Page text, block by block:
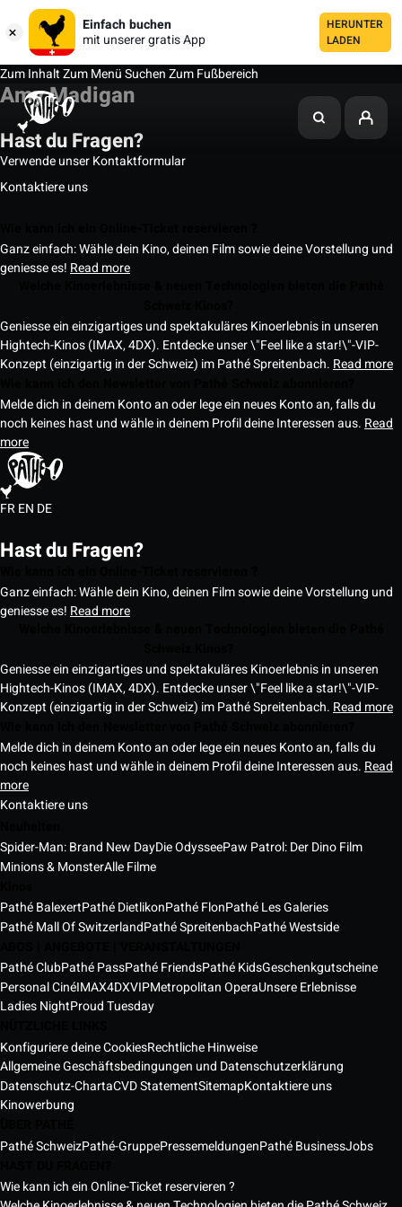
Einfach buchen
mit unserer gratis App
HERUNTER
LADEN
Zum InhaltZum MenüSuchenZum Fußbereich
Amy Madigan
Hast du Fragen?
Verwende unser Kontaktformular
Kontaktiere uns
Ganz einfach: Wähle dein Kino, deinen Film sowie deine Vorstellung und
geniesse es! Read more
Geniesse ein einzigartiges und spektakuläres Kinoerlebnis in unseren
Hightech-Kinos (IMAX, 4DX). Entdecke unser \"Feel like a star!\"-VIP-
Konzept (einzigartig in der Schweiz) im Pathé Spreitenbach. Read more
Melde dich in deinem Konto an oder lege ein neues Konto an, falls du
noch keines hast und wähle in deinem Profil deine Interessen aus. Read
more
FREN DE
Hast du Fragen?
Ganz einfach: Wähle dein Kino, deinen Film sowie deine Vorstellung und
geniesse es! Read more
Geniesse ein einzigartiges und spektakuläres Kinoerlebnis in unseren
Hightech-Kinos (IMAX, 4DX). Entdecke unser \"Feel like a star!\"-VIP-
Konzept (einzigartig in der Schweiz) im Pathé Spreitenbach. Read more
Melde dich in deinem Konto an oder lege ein neues Konto an, falls du
noch keines hast und wähle in deinem Profil deine Interessen aus. Read
more
Kontaktiere uns
Spider-Man: Brand New DayDie OdysseePaw Patrol: Der Dino Film
Minions & MonsterAlle Filme
Pathé BalexertPathé DietlikonPathé FlonPathé Les Galeries
Pathé Mall Of SwitzerlandPathé SpreitenbachPathé Westside
Pathé ClubPathé PassPathé FriendsPathé KidsGeschenkgutscheine
Personal CinéIMAX4DXVIPMetropolitan OperaUnsere Erlebnisse
Ladies NightProud Tuesday
Konfiguriere deine CookiesRechtliche Hinweise
Allgemeine Geschäftsbedingungen und Datenschutzerklärung
Datenschutz-ChartaCVD StatementSitemapKontaktiere uns
Kinowerbung
Pathé SchweizPathé-GruppePressemeldungenPathé BusinessJobs
Wie kann ich ein Online-Ticket reservieren ?